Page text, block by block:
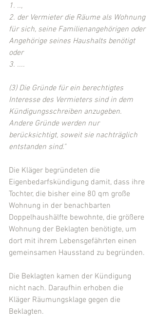
1. ..,
2. der Vermieter die Räume als Wohnung
für sich, seine Familienangehörigen oder
Angehörige seines Haushalts benötigt
oder
3. ....
(3) Die Gründe für ein berechtigtes
Interesse des Vermieters sind in dem
Kündigungsschreiben anzugeben.
Andere Gründe werden nur
berücksichtigt, soweit sie nachträglich
entstanden sind."
Die Kläger begründeten die
Eigenbedarfskündigung damit, dass ihre
Tochter, die bisher eine 80 qm große
Wohnung in der benachbarten
Doppelhaushälfte bewohnte, die größere
Wohnung der Beklagten benötigte, um
dort mit ihrem Lebensgefährten einen
gemeinsamen Hausstand zu begründen.
Die Beklagten kamen der Kündigung
nicht nach. Daraufhin erhoben die
Kläger Räumungsklage gegen die
Beklagten.